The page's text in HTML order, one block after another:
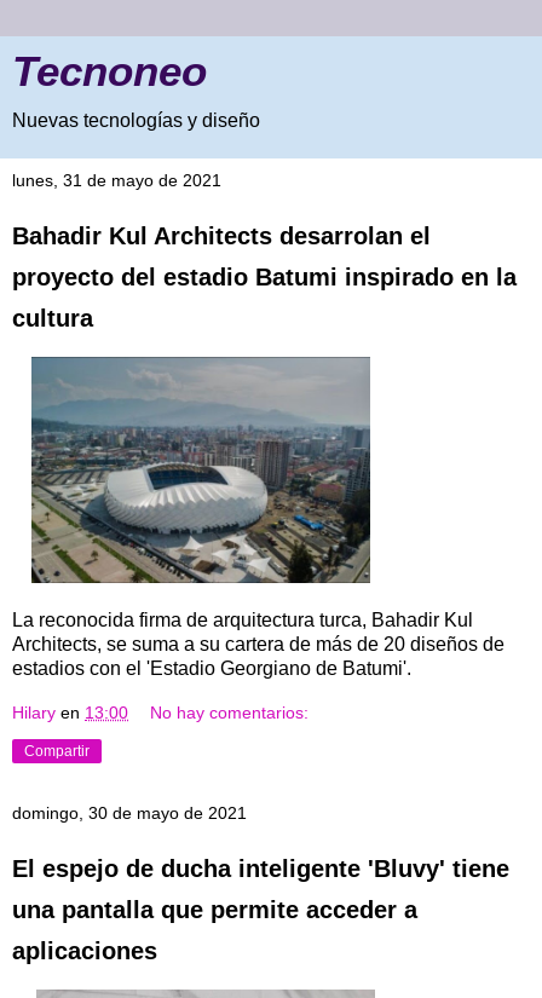
Tecnoneo
Nuevas tecnologías y diseño
lunes, 31 de mayo de 2021
Bahadir Kul Architects desarrolan el
proyecto del estadio Batumi inspirado en la
cultura
La reconocida firma de arquitectura turca, Bahadir Kul
Architects, se suma a su cartera de más de 20 diseños de
estadios con el 'Estadio Georgiano de Batumi'.
Hilary en 13:00 No hay comentarios:
Compartir
domingo, 30 de mayo de 2021
El espejo de ducha inteligente 'Bluvy' tiene
una pantalla que permite acceder a
aplicaciones